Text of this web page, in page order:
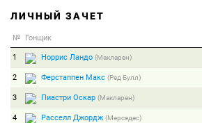
ЛИЧНЫЙ ЗАЧЕТ
№ Гонщик
1 Норрис Ландо (Макларен)
2 Ферстаппен Макс (Ред Булл)
3 Пиастри Оскар (Макларен)
4 Расселл Джордж (Мерседес)